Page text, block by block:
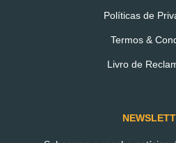
Políticas de
Termos &
Livro de